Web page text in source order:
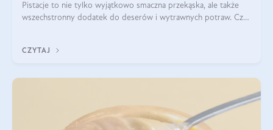
Pistacje to nie tylko wyjątkowo smaczna przekąska, ale także
wszechstronny dodatek do deserów i wytrawnych potraw. Czy
CZYTAJ